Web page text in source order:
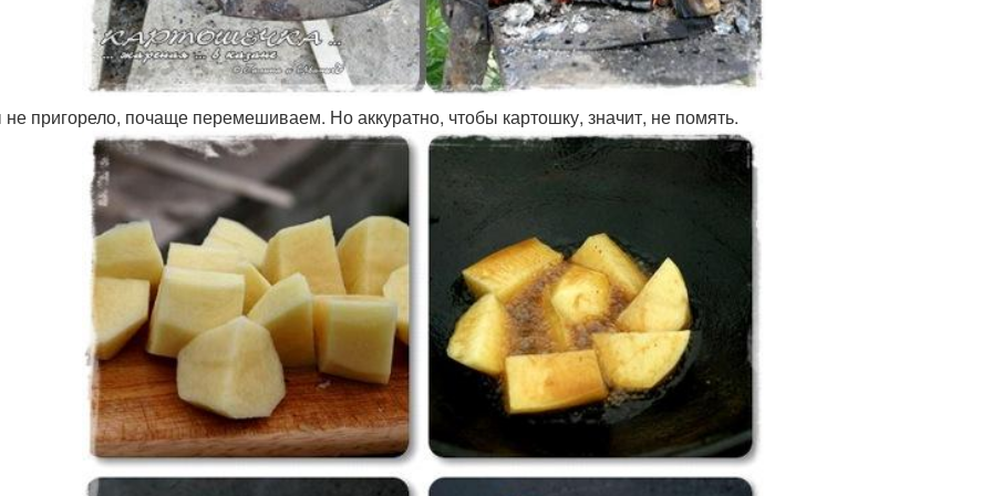
пригорело, почаще перемешиваем. Но аккуратно, чтобы картошку, значит, не помять.